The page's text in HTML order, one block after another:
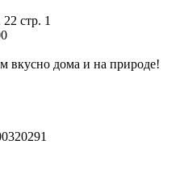
стр. 1
вкусно дома и на природе!